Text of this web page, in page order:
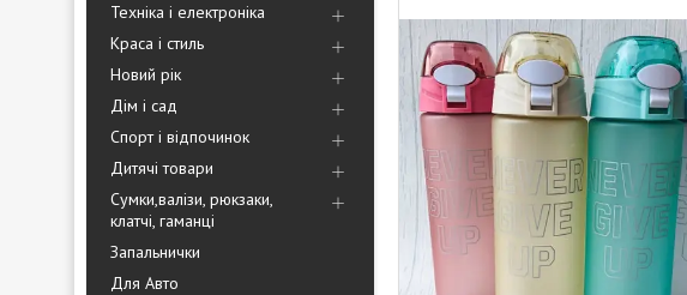
Техніка і електроніка
Краса і стиль
Новий рік
Дім і сад
Спорт і відпочинок
Дитячі товари
Сумки,валізи, рюкзаки,
клатчі, гаманці
Запальнички
Для Авто